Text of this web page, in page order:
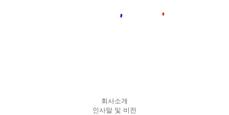
회사소개
인사말 및 비전